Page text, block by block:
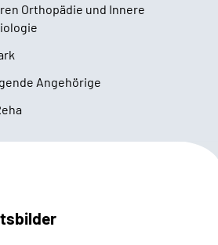
Orthopädie und Innere
Angehörige